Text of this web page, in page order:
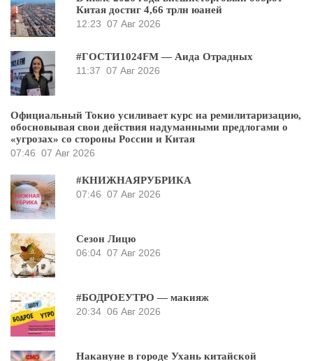
Китая достиг 4,66 трлн юаней
12:23 07 Авг 2026
#ГОСТИ1024FM — Аида Отрадных
11:37 07 Авг 2026
Официальный Токио усиливает курс на ремилитаризацию,
обосновывая свои действия надуманными предлогами о
«угрозах» со стороны России и Китая
07:46 07 Авг 2026
#КНИЖНАЯРУБРИКА
07:46 07 Авг 2026
Сезон Лицю
06:04 07 Авг 2026
#БОДРОЕУТРО — макияж
20:34 06 Авг 2026
Накануне в городе Ухань китайской